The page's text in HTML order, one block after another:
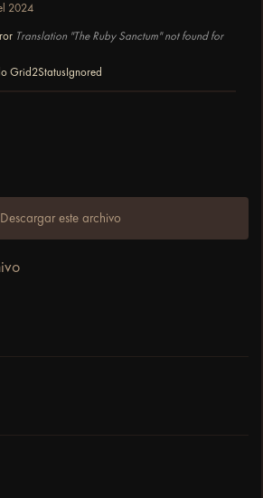
2024
Translation "The Ruby Sanctum" not found for
Grid2StatusIgnored
Descargar este archivo